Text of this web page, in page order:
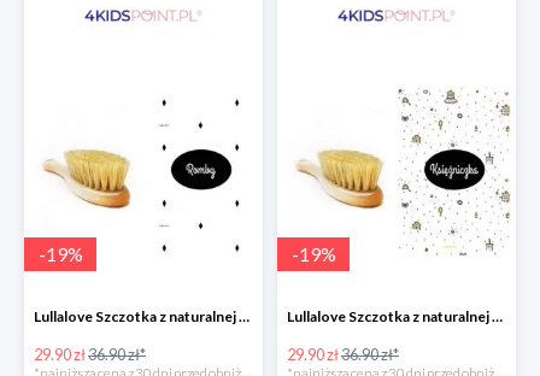
-19%
Lullalove Szczotka z naturalnej szczeciny z myjką muślinową "Romby"
29.90 zł36.90 zł*
-19%
Lullalove Szczotka z naturalnej szczeciny z myjką muślinową "Księżniczka"
29.90 zł36.90 zł*